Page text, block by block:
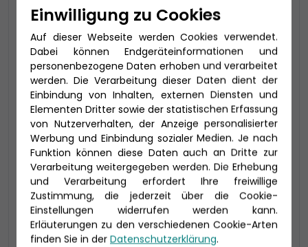
Kabinenkategorie MC bis zu 3 Personen, mit
begehbarem Kleiderschrank
Aktuell nicht verfügbar, rufen Sie
uns bitte an!
Einwilligung zu Cookies
Auf dieser Webseite werden Cookies verwendet.
Dabei können Endgeräteinformationen und
personenbezogene Daten erhoben und verarbeitet
werden. Die Verarbeitung dieser Daten dient der
Einbindung von Inhalten, externen Diensten und
Elementen Dritter sowie der statistischen Erfassung
von Nutzerverhalten, der Anzeige personalisierter
Werbung und Einbindung sozialer Medien. Je nach
Funktion können diese Daten auch an Dritte zur
Verarbeitung weitergegeben werden. Die Erhebung
und Verarbeitung erfordert Ihre freiwillige
Zustimmung, die jederzeit über die Cookie-
Einstellungen widerrufen werden kann.
Erläuterungen zu den verschiedenen Cookie-Arten
finden Sie in der Datenschutzerklärung.